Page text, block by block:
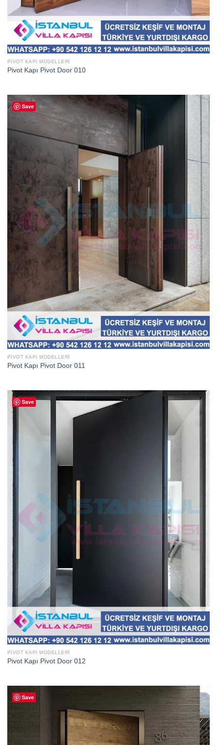
PIVOT KAPI MODELLERI
Pivot Kapı Pivot Door 010
Save
PIVOT KAPI MODELLERI
Pivot Kapı Pivot Door 011
Save
PIVOT KAPI MODELLERI
Pivot Kapı Pivot Door 012
Save